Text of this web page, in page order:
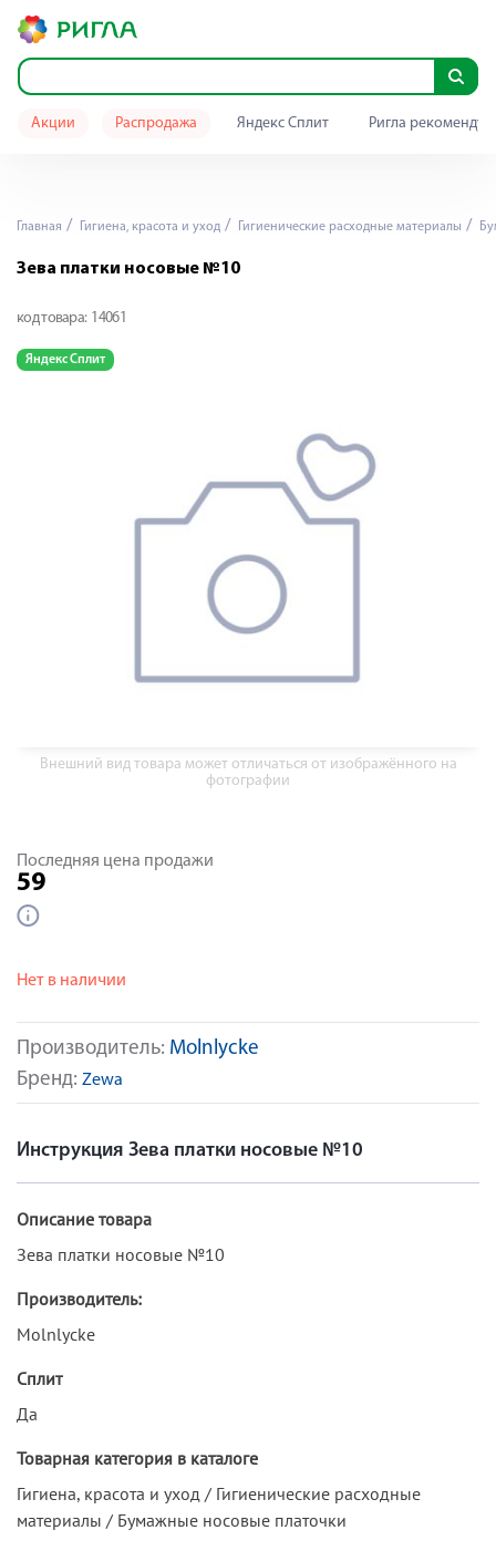
Акции Распродажа Яндекс Сплит Ригла
Главная Гигиена, красота и уход Гигиенические расходные материалы
Зева платки носовые №10
код товара: 14061
Яндекс Сплит
Внешний вид товара может отличаться от изображённого на
фотографии
Производитель: Molnlycke
Бренд: Zewa
Последняя цена продажи
59
Нет в наличии
Инструкция Зева платки носовые №10
Описание товара
Зева платки носовые №10
Производитель:
Molnlycke
Сплит
Да
Товарная категория в каталоге
Гигиена, красота и уход / Гигиенические расходные
материалы / Бумажные носовые платочки